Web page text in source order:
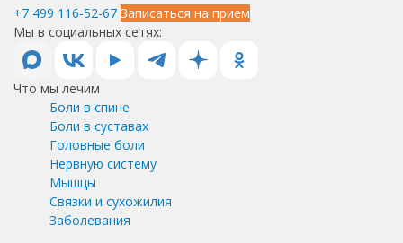
+7 499 116-52-67 Записаться на прием
Мы в социальных сетях:
Что мы лечим
Боли в спине
Боли в суставах
Головные боли
Нервную систему
Мышцы
Связки и сухожилия
Заболевания